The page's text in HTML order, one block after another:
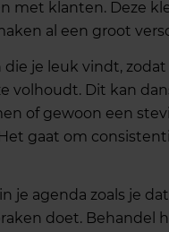
met klanten. Deze
al een groot
je leuk vindt, zodat
volhoudt. Dit kan
of gewoon een
gaat om
je agenda zoals je
doet. Behandel